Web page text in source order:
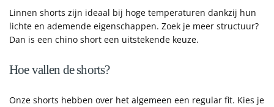
Linnen shorts zijn ideaal bij hoge temperaturen dankzij hun
lichte en ademende eigenschappen. Zoek je meer structuur?
Dan is een chino short een uitstekende keuze.
Hoe vallen de shorts?
Onze shorts hebben over het algemeen een regular fit. Kies je